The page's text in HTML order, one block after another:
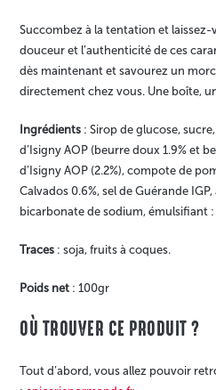
Succombez à la tentation et
douceur et l’authenticité de ces
dès maintenant et savourez un
directement chez vous. Une boîte,
Ingrédients : Sirop de glucose,
d’Isigny AOP (beurre doux 1.9% et
d’Isigny AOP (2.2%), compote de
Calvados 0.6%, sel de Guérande
bicarbonate de sodium, émulsifiant :
Traces : soja, fruits à coques.
Poids net : 100gr
OÙ TROUVER CE PRODUIT ?
Tout d’abord, vous allez pouvoir